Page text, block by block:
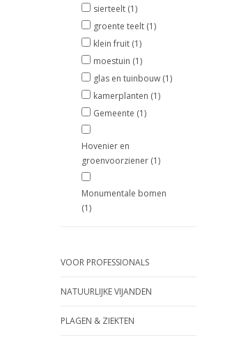
sierteelt (1)
groente teelt (1)
klein fruit (1)
moestuin (1)
glas en tuinbouw (1)
kamerplanten (1)
Gemeente (1)
Hovenier en
groenvoorziener (1)
Monumentale bomen
(1)
VOOR PROFESSIONALS
NATUURLIJKE VIJANDEN
PLAGEN & ZIEKTEN